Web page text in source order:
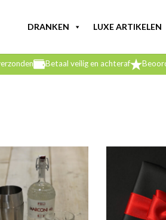
DRANKEN LUXE ARTIKELEN
Betaal veilig en achteraf